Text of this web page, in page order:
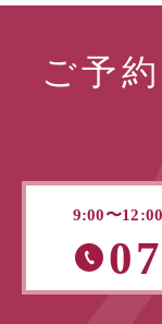
ご予
9:00〜